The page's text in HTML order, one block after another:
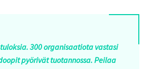
300 organisaatiota vastasi
pyörivät tuotannossa. Peilaa